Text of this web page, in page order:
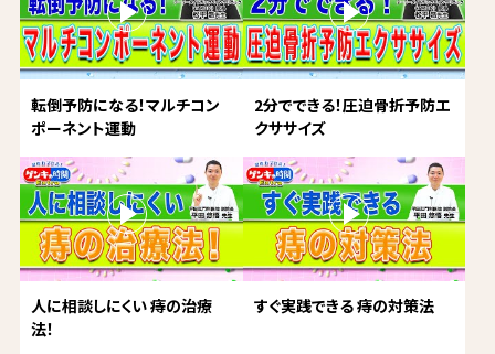
転倒予防になる！マルチコン
ポーネント運動
2分でできる！圧迫骨折予防エ
クササイズ
人に相談しにくい 痔の治療
法！
すぐ実践できる 痔の対策法